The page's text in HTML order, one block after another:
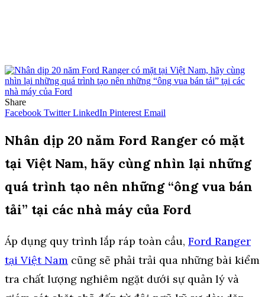
Share
Facebook Twitter LinkedIn Pinterest Email
Nhân dịp 20 năm Ford Ranger có mặt
tại Việt Nam, hãy cùng nhìn lại những
quá trình tạo nên những “ông vua bán
tải” tại các nhà máy của Ford
Áp dụng quy trình lắp ráp toàn cầu, Ford Ranger
tại Việt Nam cũng sẽ phải trải qua những bài kiểm
tra chất lượng nghiêm ngặt dưới sự quản lý và